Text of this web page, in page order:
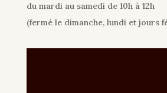
du mardi au samedi de 10h à 12h
(fermé le dimanche, lundi et jours